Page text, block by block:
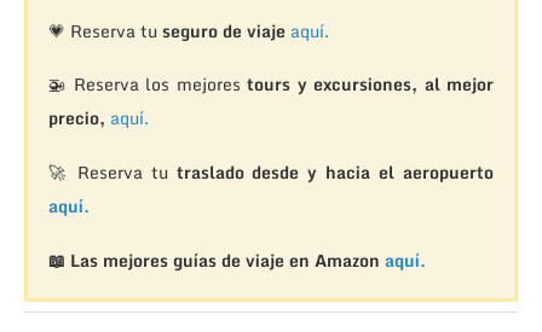
💗 Reserva tu seguro de viaje aquí.
🚁 Reserva los mejorestours y excursiones, al mejor
precio, aquí.
🚀 Reserva tu traslado desde y hacia el aeropuerto
aquí.
📖 Las mejores guías de viaje en Amazon aquí.